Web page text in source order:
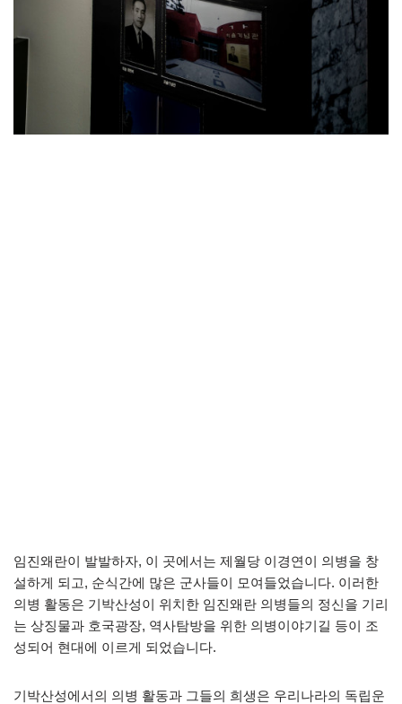
임진왜란이 발발하자, 이 곳에서는 제월당 이경연이 의병을 창
설하게 되고, 순식간에 많은 군사들이 모여들었습니다. 이러한
의병 활동은 기박산성이 위치한 임진왜란 의병들의 정신을 기리
는 상징물과 호국광장, 역사탐방을 위한 의병이야기길 등이 조
성되어 현대에 이르게 되었습니다.
기박산성에서의 의병 활동과 그들의 희생은 우리나라의 독립운